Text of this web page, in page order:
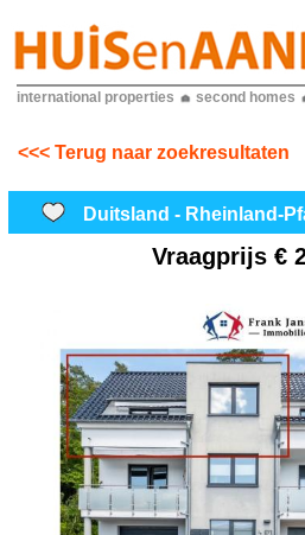
international properties second homes
<<< Terug naar zoekresultaten
Duitsland - Rheinland-
Vraagprijs €